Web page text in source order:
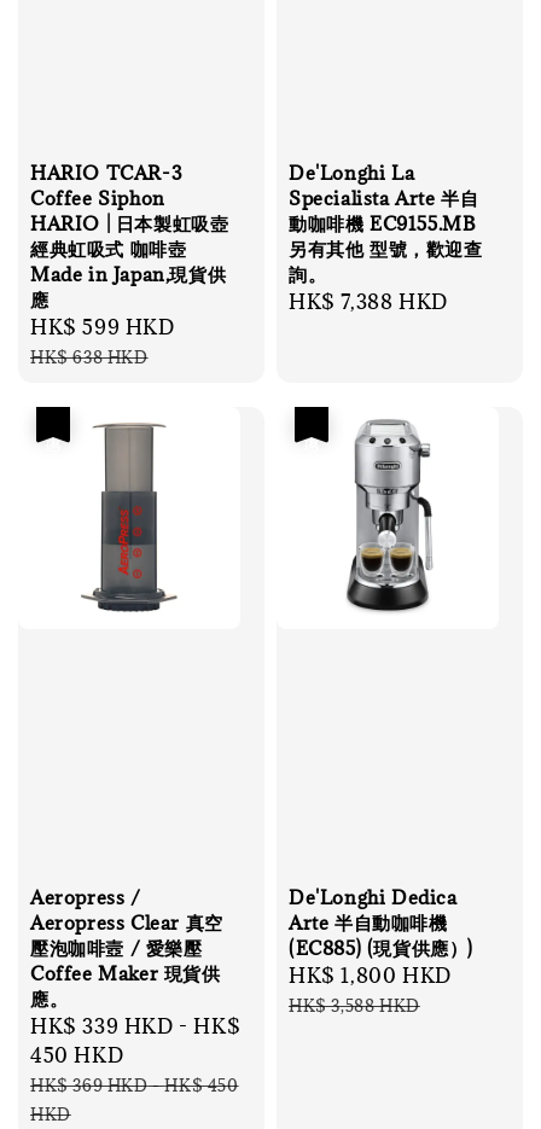
HARIO TCAR-3
Coffee Siphon
HARIO | 日本製虹吸壺
經典虹吸式 咖啡壺
Made in Japan,現貨供
應
Sale
price
HK$ 599 HKD
HK$ 638 HKD
De'Longhi La
Specialista Arte 半自
動咖啡機 EC9155.MB
另有其他 型號，歡迎查
詢。
Regular
HK$ 7,388 HKD
Aeropress /
Aeropress Clear 真空
壓泡咖啡壼 / 愛樂壓
Coffee Maker 現貨供
應。
Sale
price
HK$ 339 HKD -HK$
450 HKD
Regular
price
HK$ 369 HKD-HK$ 450
HKD
De'Longhi Dedica
Arte 半自動咖啡機
(EC885) (現貨供應）)
Sale
price
HK$ 1,800 HKD
HK$ 3,588 HKD